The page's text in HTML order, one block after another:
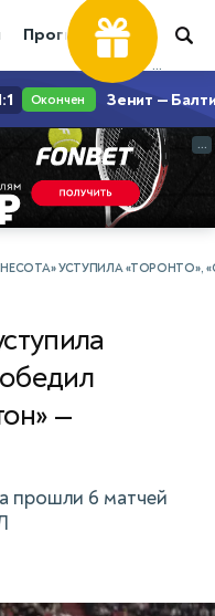
Прогнозы
Фрибет
...
...
УСТУПИЛА «ТОРОНТО»,
—
прошли 6 матчей